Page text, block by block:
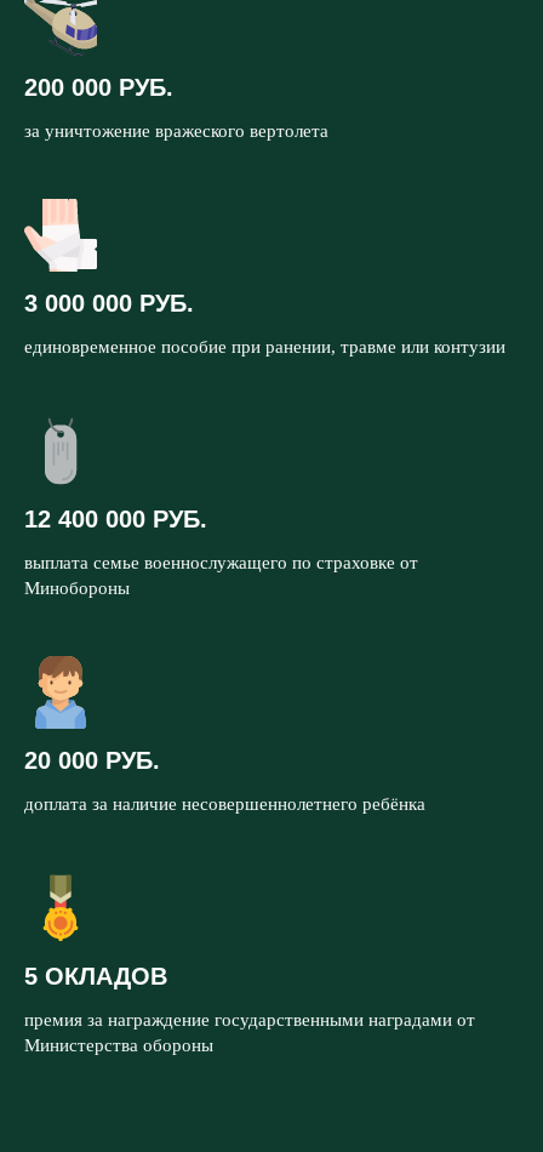
200 000 РУБ.
за уничтожение вражеского вертолета
3 000 000 РУБ.
единовременное пособие при ранении, травме или контузии
12 400 000 РУБ.
выплата семье военнослужащего по страховке от
Минобороны
20 000 РУБ.
доплата за наличие несовершеннолетнего ребёнка
5 ОКЛАДОВ
премия за награждение государственными наградами от
Министерства обороны